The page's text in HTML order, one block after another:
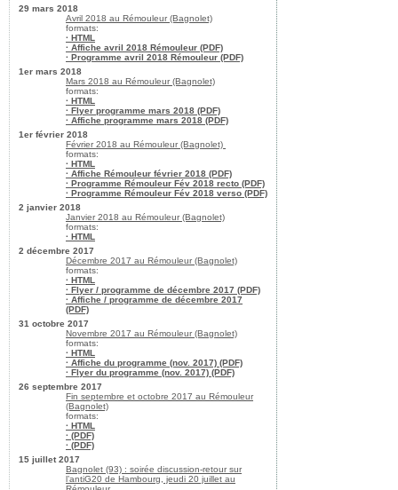
29 mars 2018
Avril 2018 au Rémouleur (Bagnolet)
formats:
· HTML
· Affiche avril 2018 Rémouleur (PDF)
· Programme avril 2018 Rémouleur (PDF)
1er mars 2018
Mars 2018 au Rémouleur (Bagnolet)
formats:
· HTML
· Flyer programme mars 2018 (PDF)
· Affiche programme mars 2018 (PDF)
1er février 2018
Février 2018 au Rémouleur (Bagnolet)
formats:
· HTML
· Affiche Rémouleur février 2018 (PDF)
· Programme Rémouleur Fév 2018 recto (PDF)
· Programme Rémouleur Fév 2018 verso (PDF)
2 janvier 2018
Janvier 2018 au Rémouleur (Bagnolet)
formats:
· HTML
2 décembre 2017
Décembre 2017 au Rémouleur (Bagnolet)
formats:
· HTML
· Flyer / programme de décembre 2017 (PDF)
· Affiche / programme de décembre 2017
(PDF)
31 octobre 2017
Novembre 2017 au Rémouleur (Bagnolet)
formats:
· HTML
· Affiche du programme (nov. 2017) (PDF)
· Flyer du programme (nov. 2017) (PDF)
26 septembre 2017
Fin septembre et octobre 2017 au Rémouleur
(Bagnolet)
formats:
· HTML
· (PDF)
· (PDF)
15 juillet 2017
Bagnolet (93) : soirée discussion-retour sur
l’antiG20 de Hambourg, jeudi 20 juillet au